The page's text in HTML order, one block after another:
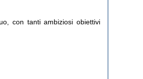
con tanti ambiziosi obiettivi